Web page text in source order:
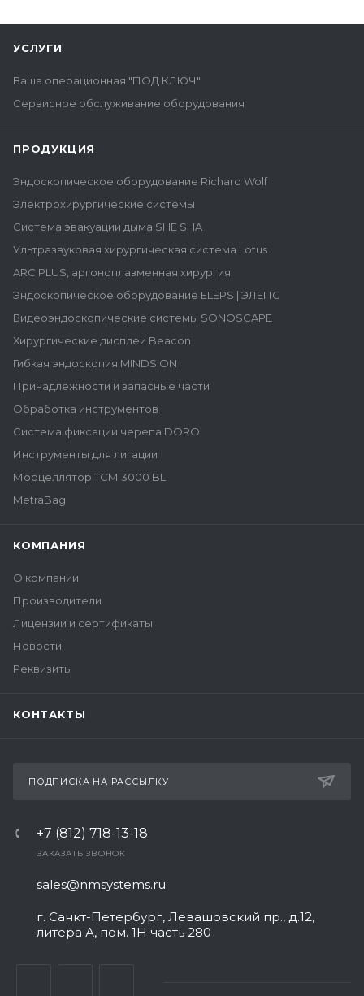
УСЛУГИ
Ваша операционная "ПОД КЛЮЧ"
Сервисное обслуживание оборудования
ПРОДУКЦИЯ
Эндоскопическое оборудование Richard Wolf
Электрохирургические системы
Система эвакуации дыма SHE SHA
Ультразвуковая хирургическая система Lotus
ARC PLUS, аргоноплазменная хирургия
Эндоскопическое оборудование ELEPS | ЭЛЕПС
Видеоэндоскопические системы SONOSCAPE
Хирургические дисплеи Beacon
Гибкая эндоскопия MINDSION
Принадлежности и запасные части
Обработка инструментов
Система фиксации черепа DORO
Инструменты для лигации
Морцеллятор ТСМ 3000 BL
MetraBag
КОМПАНИЯ
О компании
Производители
Лицензии и сертификаты
Новости
Реквизиты
КОНТАКТЫ
ПОДПИСКА НА РАССЫЛКУ
+7 (812) 718-13-18
ЗАКАЗАТЬ ЗВОНОК
sales@nmsystems.ru
г. Санкт-Петербург, Левашовский пр., д.12,
литера А, пом. 1Н часть 280